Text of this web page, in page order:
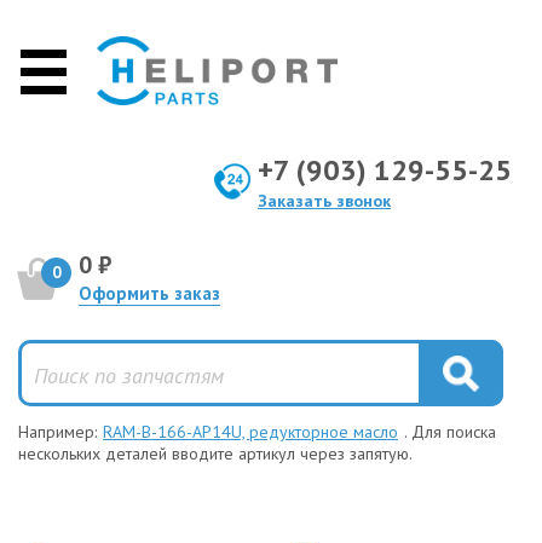
+7 (903) 129-55-25
Заказать звонок
0 0 ₽
Оформить заказ
Например: RAM-B-166-AP14U, редукторное масло . Для поиска
нескольких деталей вводите артикул через запятую.